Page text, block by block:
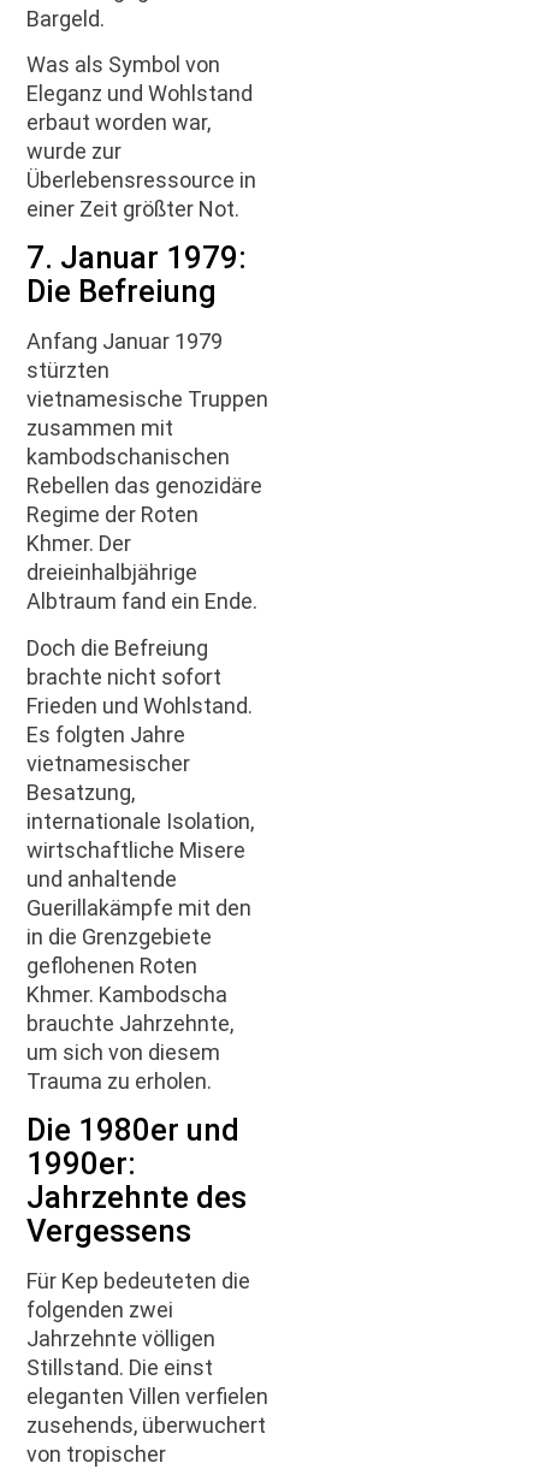
Bargeld.
Was als Symbol von
Eleganz und Wohlstand
erbaut worden war,
wurde zur
Überlebensressource in
einer Zeit größter Not.
7. Januar 1979:
Die Befreiung
Anfang Januar 1979
stürzten
vietnamesische Truppen
zusammen mit
kambodschanischen
Rebellen das genozidäre
Regime der Roten
Khmer. Der
dreieinhalbjährige
Albtraum fand ein Ende.
Doch die Befreiung
brachte nicht sofort
Frieden und Wohlstand.
Es folgten Jahre
vietnamesischer
Besatzung,
internationale Isolation,
wirtschaftliche Misere
und anhaltende
Guerillakämpfe mit den
in die Grenzgebiete
geflohenen Roten
Khmer. Kambodscha
brauchte Jahrzehnte,
um sich von diesem
Trauma zu erholen.
Die 1980er und
1990er:
Jahrzehnte des
Vergessens
Für Kep bedeuteten die
folgenden zwei
Jahrzehnte völligen
Stillstand. Die einst
eleganten Villen verfielen
zusehends, überwuchert
von tropischer